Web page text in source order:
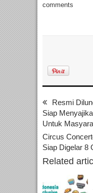
comments
Resmi
Siap
Untuk
Circus
Siap Digelar 8
Related